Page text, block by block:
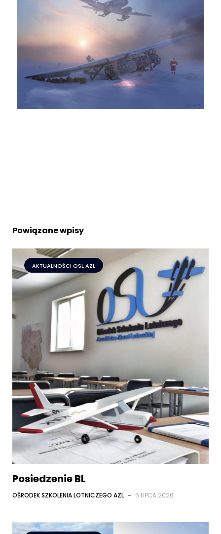
Powiązane wpisy
AKTUALNOŚCI OSL AZL
Posiedzenie BL
OŚRODEK SZKOLENIA LOTNICZEGO AZL - 5 LIPCA 2026